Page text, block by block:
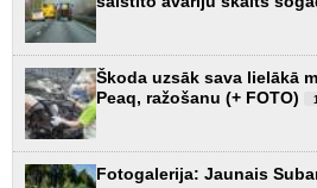
Škoda uzsāk sava lielākā
Peaq, ražošanu (+ FOTO)
1
Fotogalerija: Jaunais